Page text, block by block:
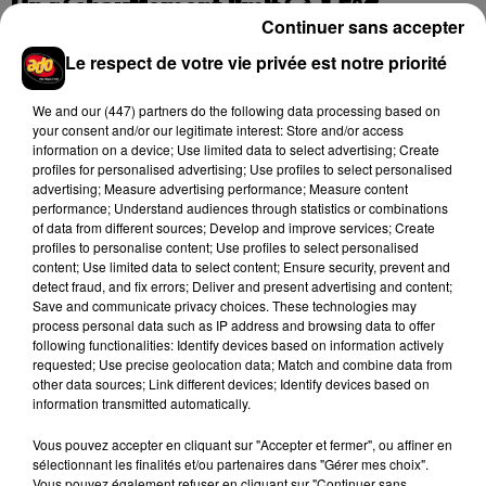
Un réchauffement limité à 1,5°C
Plus le réchauffement augmente, plus les conséquences se
multiplient. Il faut donc agir et vite. "Le changement
climatique est une menace pour le bien-être humain et la
santé planétaire", prévient Hoesung Lee, le président du
Giec. "Les émissions devraient déjà diminuer et devront être
réduites de près de moitié d’ici 2030, si l’on veut limiter le
réchauffement à 1,5°C", rappelle d'ailleurs le communiqué.
Malheureusement, les objectifs nationaux actuels de
réductions d’émissions de gaz à effet de serre ne suffisent
pas à contenir le réchauffement sous la barre des 1,5°C.
rien ne venait à évoluer dans le bon sens, le monde se dirige
vers un réchauffement de 3,2 °C en 2100.
"Les gouvernements n'ont pas d'excuse, ils ne peuvent pas
ignorer l'avertissement vigoureux lancé pour cette décennie
critique", insiste Harjeet Singh, patron de la stratégie du
Le respect de votre vie privée est notre priorité
We and our (447) partnersdo the following data processing based on
your consent and/or our legitimate interest: Store and/or access
information on a device; Use limited data to select advertising; Create
profiles for personalised advertising; Use profiles to select personalised
advertising; Measure advertising performance; Measure content
performance; Understand audiences through statistics or combinations
of data from different sources; Develop and improve services; Create
profiles to personalise content; Use profiles to select personalised
content; Use limited data to select content; Ensure security, prevent and
detect fraud, and fix errors; Deliver and present advertising and content;
Save and communicate privacy choices. These technologies may
process personal data such as IP address and browsing data to offer
following functionalities: Identify devices based on information actively
requested; Use precise geolocation data; Match and combine data from
other data sources; Link different devices; Identify devices based on
information transmitted automatically.
Vous pouvez accepter en cliquant sur "Accepter et fermer", ou affiner en
sélectionnant les finalités et/ou partenaires dans "Gérer mes choix".
Continuer sans accepter